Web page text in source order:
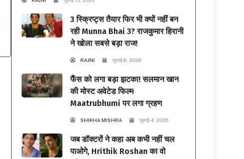
3 स्क्रिप्ट्स तैयार फिर भी क्यों नहीं बन
रही Munna Bhai 3? राजकुमार हिरानी
ने खोला सबसे बड़ा राज!
RAJNI जुलाई 8, 2026
फैंस को लगा बड़ा झटका! सलमान खान
की मोस्ट अवेटेड फिल्म
Maatrubhumi पर लगा ग्रहण
SHIKHA MISHRA जुलाई 4, 2026
जब डॉक्टरों ने कहा अब कभी नहीं चल
पाओगे, Hrithik Roshan का वो